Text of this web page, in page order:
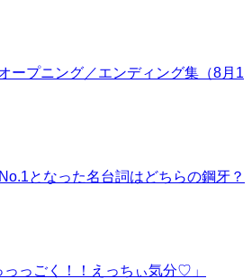
プニング／エンディング集（8月1
となった名台詞はどちらの鋼牙？
っごく！！えっちぃ気分♡」